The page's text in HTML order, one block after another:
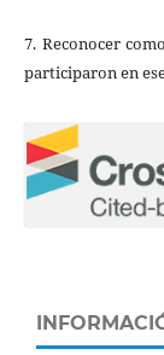
7. Reconocer
participaron en